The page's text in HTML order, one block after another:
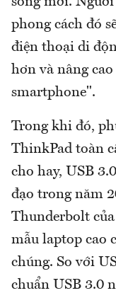
phong cách đó
điện thoại di
hơn và nâng
smartphone".
Trong khi đó,
ThinkPad toàn
cho hay, USB
đạo trong năm
Thunderbolt
mẫu laptop cao
chúng. So với
chuẩn USB 3.0